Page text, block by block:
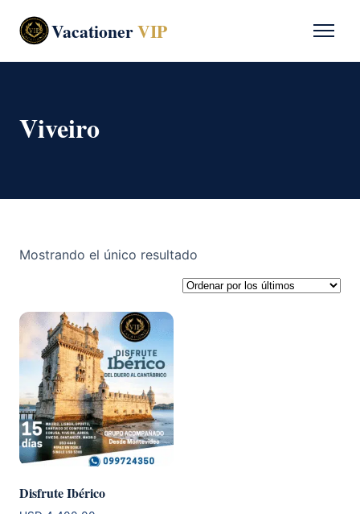
VacationerVIP
Viveiro
Mostrando el único resultado
Disfrute Ibérico